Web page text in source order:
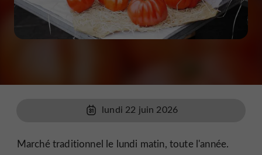
lundi 22 juin 2026
Marché traditionnel le lundi matin, toute l'année.